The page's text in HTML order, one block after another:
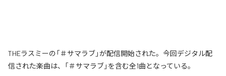
THEラスミーの「＃サマラブ」が配信開始された。今回デジタル配
信された楽曲は、「＃サマラブ」を含む全1曲となっている。